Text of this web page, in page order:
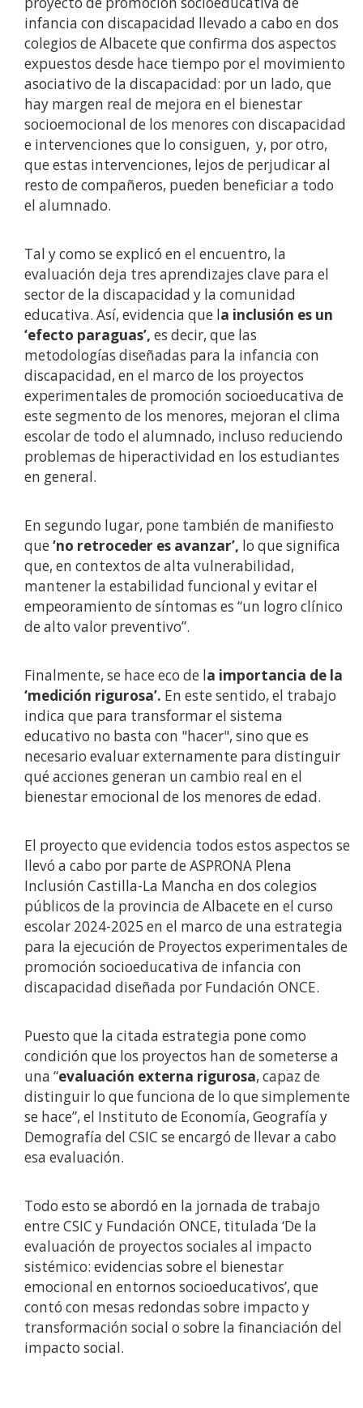
infancia con discapacidad llevado a cabo en dos
colegios de Albacete que confirma dos aspectos
expuestos desde hace tiempo por el movimiento
asociativo de la discapacidad: por un lado, que
hay margen real de mejora en el bienestar
socioemocional de los menores con discapacidad
e intervenciones que lo consiguen, y, por otro,
que estas intervenciones, lejos de perjudicar al
resto de compañeros, pueden beneficiar a todo
el alumnado.
Tal y como se explicó en el encuentro, la
evaluación deja tres aprendizajes clave para el
sector de la discapacidad y la comunidad
educativa. Así, evidencia que la inclusión es un
‘efecto paraguas’, es decir, que las
metodologías diseñadas para la infancia con
discapacidad, en el marco de los proyectos
experimentales de promoción socioeducativa de
este segmento de los menores, mejoran el clima
escolar de todo el alumnado, incluso reduciendo
problemas de hiperactividad en los estudiantes
en general.
En segundo lugar, pone también de manifiesto
que‘no retroceder es avanzar’, lo que significa
que, en contextos de alta vulnerabilidad,
mantener la estabilidad funcional y evitar el
empeoramiento de síntomas es “un logro clínico
de alto valor preventivo”.
Finalmente, se hace eco de la importancia de la
‘medición rigurosa’. En este sentido, el trabajo
indica que para transformar el sistema
educativo no basta con "hacer", sino que es
necesario evaluar externamente para distinguir
qué acciones generan un cambio real en el
bienestar emocional de los menores de edad.
El proyecto que evidencia todos estos aspectos se
llevó a cabo por parte de ASPRONA Plena
Inclusión Castilla-La Mancha en dos colegios
públicos de la provincia de Albacete en el curso
escolar 2024-2025 en el marco de una estrategia
para la ejecución de Proyectos experimentales de
promoción socioeducativa de infancia con
discapacidad diseñada por Fundación ONCE.
Puesto que la citada estrategia pone como
condición que los proyectos han de someterse a
una “evaluación externa rigurosa, capaz de
distinguir lo que funciona de lo que simplemente
se hace”, el Instituto de Economía, Geografía y
Demografía del CSIC se encargó de llevar a cabo
esa evaluación.
Todo esto se abordó en la jornada de trabajo
entre CSIC y Fundación ONCE, titulada ‘De la
evaluación de proyectos sociales al impacto
sistémico: evidencias sobre el bienestar
emocional en entornos socioeducativos’, que
contó con mesas redondas sobre impacto y
transformación social o sobre la financiación del
impacto social.